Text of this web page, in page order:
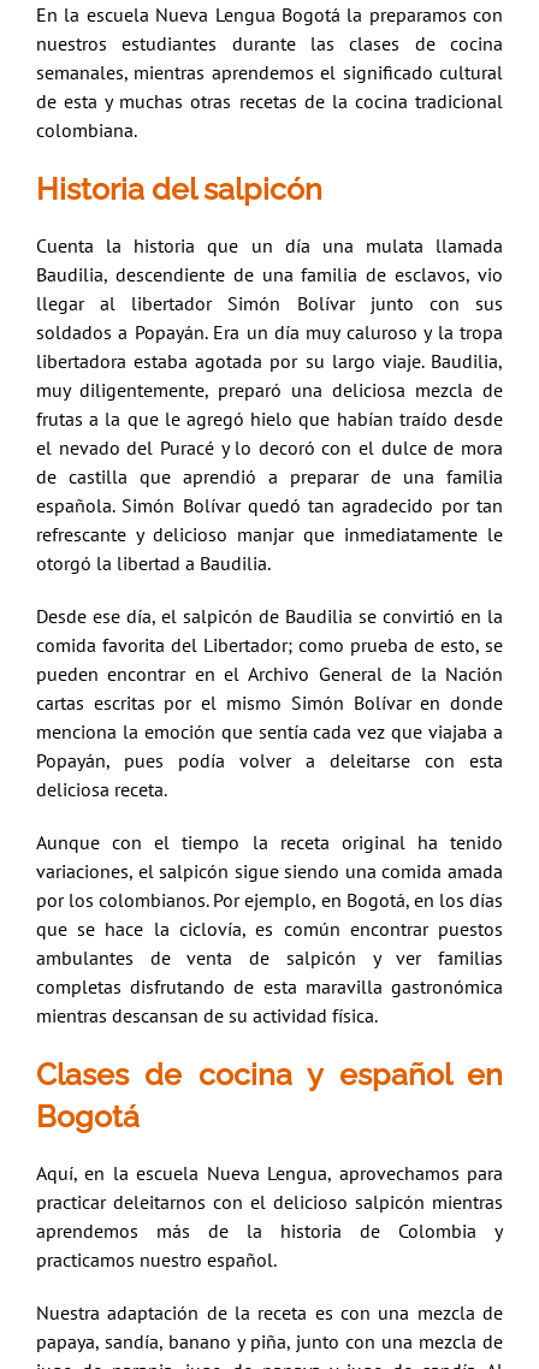
En la escuela Nueva Lengua Bogotá la preparamos con
nuestros estudiantes durante las clases de cocina
semanales, mientras aprendemos el significado cultural
de esta y muchas otras recetas de la cocina tradicional
colombiana.
Historia del salpicón
Cuenta la historia que un día una mulata llamada
Baudilia, descendiente de una familia de esclavos, vio
llegar al libertador Simón Bolívar junto con sus
soldados a Popayán. Era un día muy caluroso y la tropa
libertadora estaba agotada por su largo viaje. Baudilia,
muy diligentemente, preparó una deliciosa mezcla de
frutas a la que le agregó hielo que habían traído desde
el nevado del Puracé y lo decoró con el dulce de mora
de castilla que aprendió a preparar de una familia
española. Simón Bolívar quedó tan agradecido por tan
refrescante y delicioso manjar que inmediatamente le
otorgó la libertad a Baudilia.
Desde ese día, el salpicón de Baudilia se convirtió en la
comida favorita del Libertador; como prueba de esto, se
pueden encontrar en el Archivo General de la Nación
cartas escritas por el mismo Simón Bolívar en donde
menciona la emoción que sentía cada vez que viajaba a
Popayán, pues podía volver a deleitarse con esta
deliciosa receta.
Aunque con el tiempo la receta original ha tenido
variaciones, el salpicón sigue siendo una comida amada
por los colombianos. Por ejemplo, en Bogotá, en los días
que se hace la ciclovía, es común encontrar puestos
ambulantes de venta de salpicón y ver familias
completas disfrutando de esta maravilla gastronómica
mientras descansan de su actividad física.
Clases de cocina y español en
Bogotá
Aquí, en la escuela Nueva Lengua, aprovechamos para
practicar deleitarnos con el delicioso salpicón mientras
aprendemos más de la historia de Colombia y
practicamos nuestro español.
Nuestra adaptación de la receta es con una mezcla de
papaya, sandía, banano y piña, junto con una mezcla de